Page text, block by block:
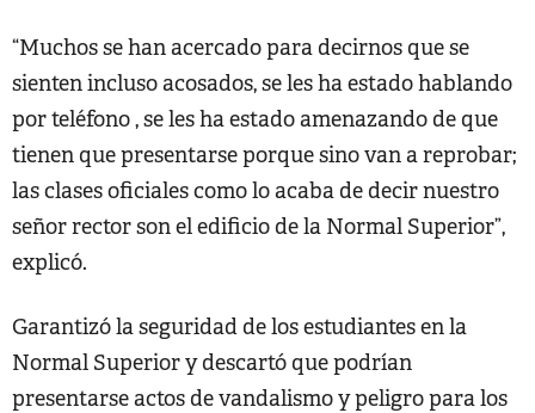
“Muchos se han acercado para decirnos que se
sienten incluso acosados, se les ha estado hablando
por teléfono , se les ha estado amenazando de que
tienen que presentarse porque sino van a reprobar;
las clases oficiales como lo acaba de decir nuestro
señor rector son el edificio de la Normal Superior”,
explicó.
Garantizó la seguridad de los estudiantes en la
Normal Superior y descartó que podrían
presentarse actos de vandalismo y peligro para los